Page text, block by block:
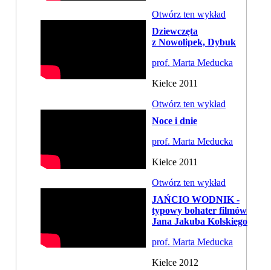
Otwórz ten wykład
Dziewczęta
z Nowolipek, Dybuk
prof. Marta Meducka
Kielce 2011
Otwórz ten wykład
Noce i dnie
prof. Marta Meducka
Kielce 2011
Otwórz ten wykład
JAŃCIO WODNIK -
typowy bohater filmów
Jana Jakuba Kolskiego
prof. Marta Meducka
Kielce 2012